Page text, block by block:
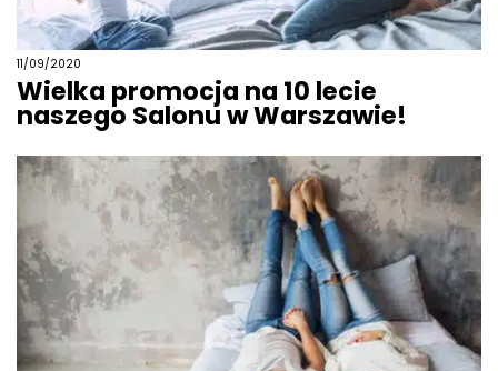
11/09/2020
Wielka promocja na 10 lecie
naszego Salonu w Warszawie!